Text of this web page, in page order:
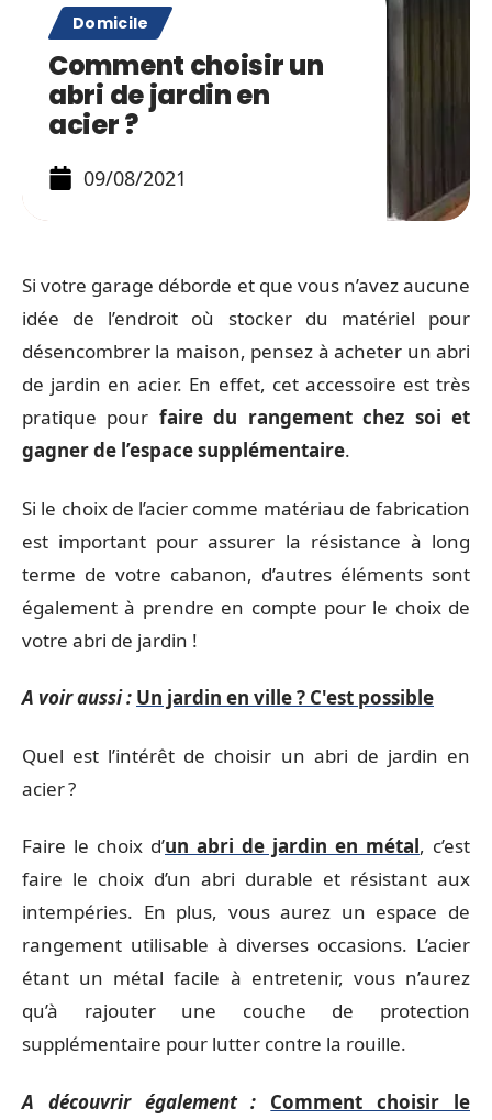
Domicile
Comment choisir un
abri de jardin en
acier ?
09/08/2021
Si votre garage déborde et que vous n’avez aucune
idée de l’endroit où stocker du matériel pour
désencombrer la maison, pensez à acheter un abri
de jardin en acier. En effet, cet accessoire est très
pratique pour faire du rangement chez soi et
gagner de l’espace supplémentaire.
Si le choix de l’acier comme matériau de fabrication
est important pour assurer la résistance à long
terme de votre cabanon, d’autres éléments sont
également à prendre en compte pour le choix de
votre abri de jardin !
A voir aussi : Un jardin en ville ? C'est possible
Quel est l’intérêt de choisir un abri de jardin en
acier ?
Faire le choix d’un abri de jardin en métal, c’est
faire le choix d’un abri durable et résistant aux
intempéries. En plus, vous aurez un espace de
rangement utilisable à diverses occasions. L’acier
étant un métal facile à entretenir, vous n’aurez
qu’à rajouter une couche de protection
supplémentaire pour lutter contre la rouille.
A découvrir également :
Comment choisir le